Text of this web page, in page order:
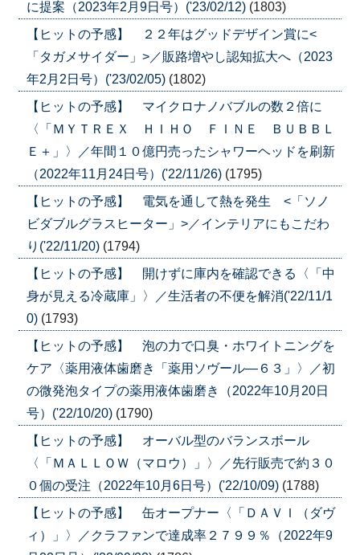
に提案（2023年2月9日号）('23/02/12) (1803)
【ヒットの予感】 ２２年はグッドデザイン賞に<
「タガメサイダー」>／販路増やし認知拡大へ（2023
年2月2日号）('23/02/05) (1802)
【ヒットの予感】 マイクロナノバブルの数２倍に
〈「ＭＹＴＲＥＸ ＨＩＨＯ ＦＩＮＥ ＢＵＢＢＬ
Ｅ＋」〉／年間１０億円売ったシャワーヘッドを刷新
（2022年11月24日号）('22/11/26) (1795)
【ヒットの予感】 電気を通して熱を発生 <「ソノ
ビダブルグラスヒーター」>／インテリアにもこだわ
り('22/11/20) (1794)
【ヒットの予感】 開けずに庫内を確認できる〈「中
身が見える冷蔵庫」〉／生活者の不便を解消('22/11/1
0) (1793)
【ヒットの予感】 泡の力で口臭・ホワイトニングを
ケア〈薬用液体歯磨き「薬用ソヴール―６３」〉／初
の微発泡タイプの薬用液体歯磨き（2022年10月20日
号）('22/10/20) (1790)
【ヒットの予感】 オーバル型のバランスボール
〈「ＭＡＬＬＯＷ（マロウ）」〉／先行販売で約３０
０個の受注（2022年10月6日号）('22/10/09) (1788)
【ヒットの予感】 缶オープナー〈「ＤＡＶＩ（ダヴ
ィ）」〉／クラファンで達成率２７９９％（2022年9